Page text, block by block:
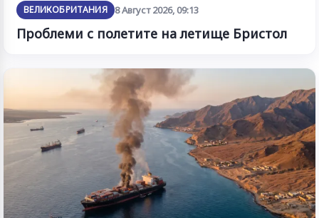
ВЕЛИКОБРИТАНИЯ 8 Август 2026, 09:13
Проблеми с полетите на летище Бристол